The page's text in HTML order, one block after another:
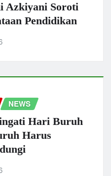
Azkiyani Soroti
Pendidikan
NEWS
Hari Buruh
Harus